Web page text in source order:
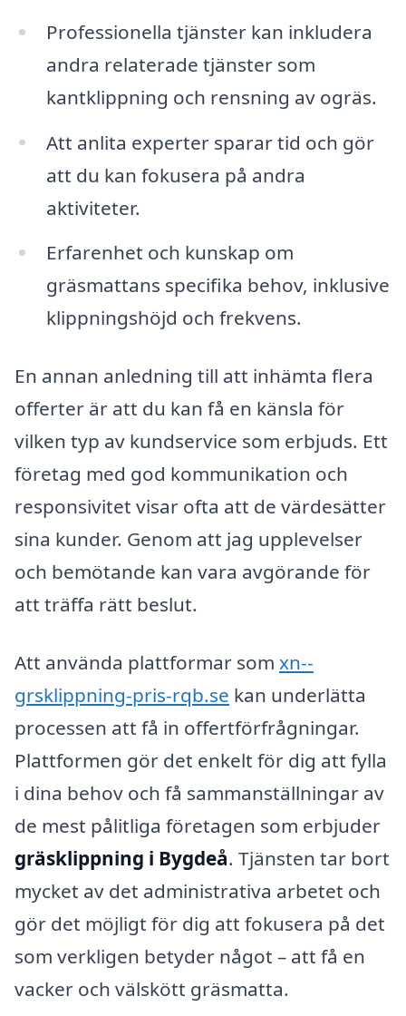
Professionella tjänster kan inkludera
andra relaterade tjänster som
kantklippning och rensning av ogräs.
Att anlita experter sparar tid och gör
att du kan fokusera på andra
aktiviteter.
Erfarenhet och kunskap om
gräsmattans specifika behov, inklusive
klippningshöjd och frekvens.
En annan anledning till att inhämta flera
offerter är att du kan få en känsla för
vilken typ av kundservice som erbjuds. Ett
företag med god kommunikation och
responsivitet visar ofta att de värdesätter
sina kunder. Genom att jag upplevelser
och bemötande kan vara avgörande för
att träffa rätt beslut.
Att använda plattformar som xn--
grsklippning-pris-rqb.se kan underlätta
processen att få in offertförfrågningar.
Plattformen gör det enkelt för dig att fylla
i dina behov och få sammanställningar av
de mest pålitliga företagen som erbjuder
gräsklippning i Bygdeå. Tjänsten tar bort
mycket av det administrativa arbetet och
gör det möjligt för dig att fokusera på det
som verkligen betyder något – att få en
vacker och välskött gräsmatta.